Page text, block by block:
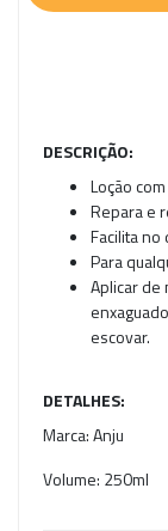
DESCRIÇÃO:
Loção
Repara e
Facilita
Para
Aplicar de
escovar.
DETALHES:
Marca:Anju
Volume: 250ml